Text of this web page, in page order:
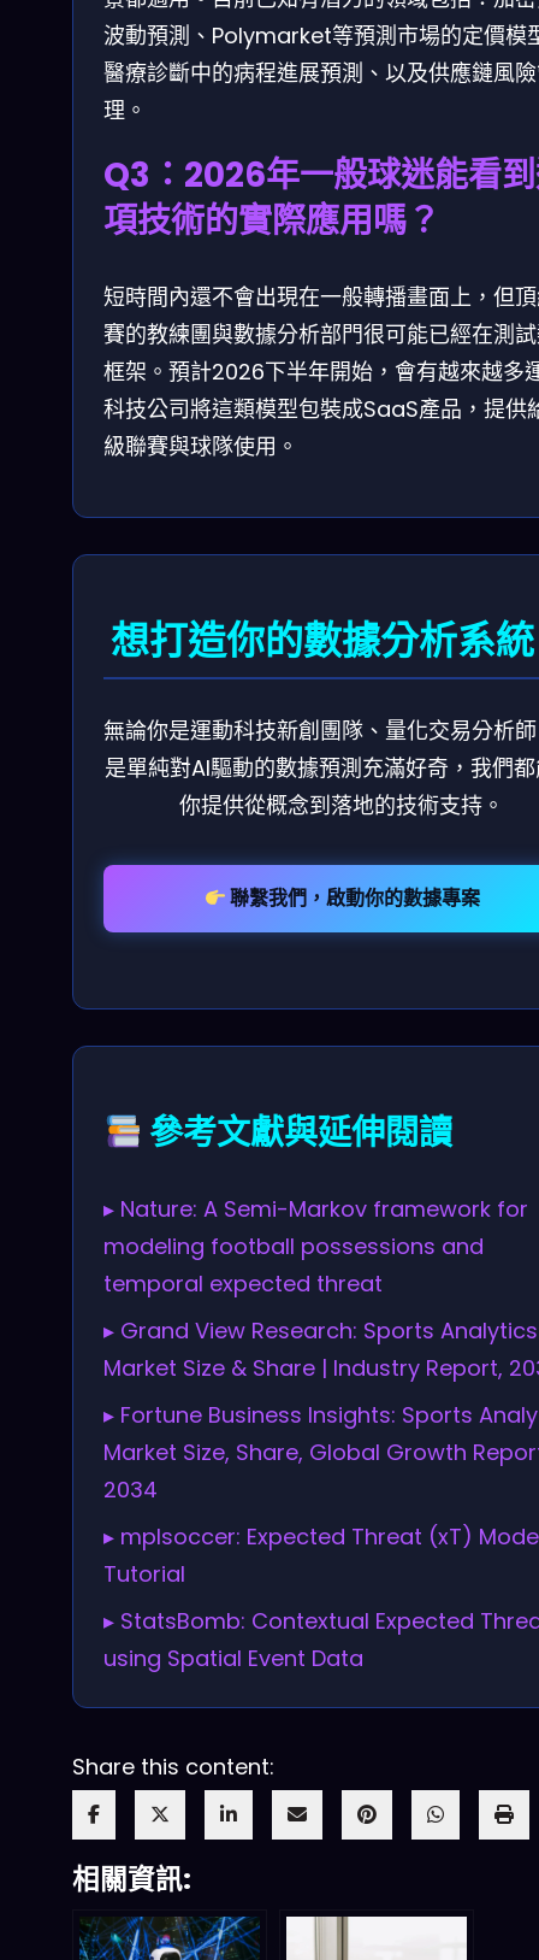
波動預測、Polymarket等預測市場的定價模
醫療診斷中的病程進展預測、以及供應鏈風
理。
Q3：2026年一般球迷能看
項技術的實際應用嗎？
短時間內還不會出現在一般轉播畫面上，但
賽的教練團與數據分析部門很可能已經在測
框架。預計2026下半年開始，會有越來越多
科技公司將這類模型包裝成SaaS產品，提供
級聯賽與球隊使用。
想打造你的數據分析系
無論你是運動科技新創團隊、量化交易分析
是單純對AI驅動的數據預測充滿好奇，我們
你提供從概念到落地的技術支持。
聯繫我們，啟動你的數據專案
參考文獻與延伸閱讀
▸ Nature: A Semi-Markov framework for
modeling football possessions and
temporal expected threat
▸ Grand View Research: Sports Analytics
Market Size & Share | Industry Report,
▸ Fortune Business Insights: Sports
Market Size, Share, Global Growth
2034
▸ mplsoccer: Expected Threat (xT)
Tutorial
▸ StatsBomb: Contextual Expected
using Spatial Event Data
Share this content:
相關資訊: